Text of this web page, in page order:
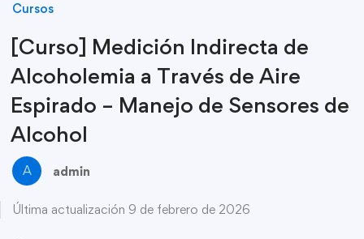
Cursos
[Curso] Medición Indirecta de
Alcoholemia a Través de Aire
Espirado – Manejo de Sensores de
Alcohol
A admin
Última actualización 9 de febrero de 2026